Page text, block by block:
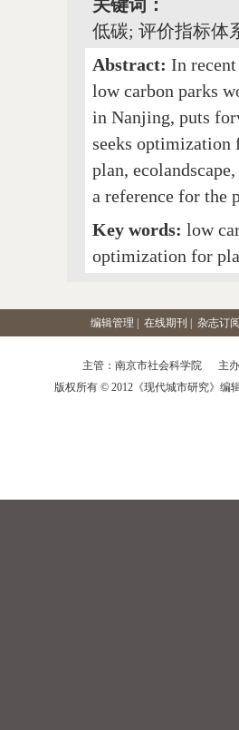
关键词：
低碳; 评价指标体
Abstract: In
low carbon parks
in Nanjing, puts
seeks optimization
plan,
a reference for the
Key words: low
optimization for
编辑管理 在线期刊 杂志订
主管：南京市社会科学院 主
版权所有 © 2012《现代城市研究》编